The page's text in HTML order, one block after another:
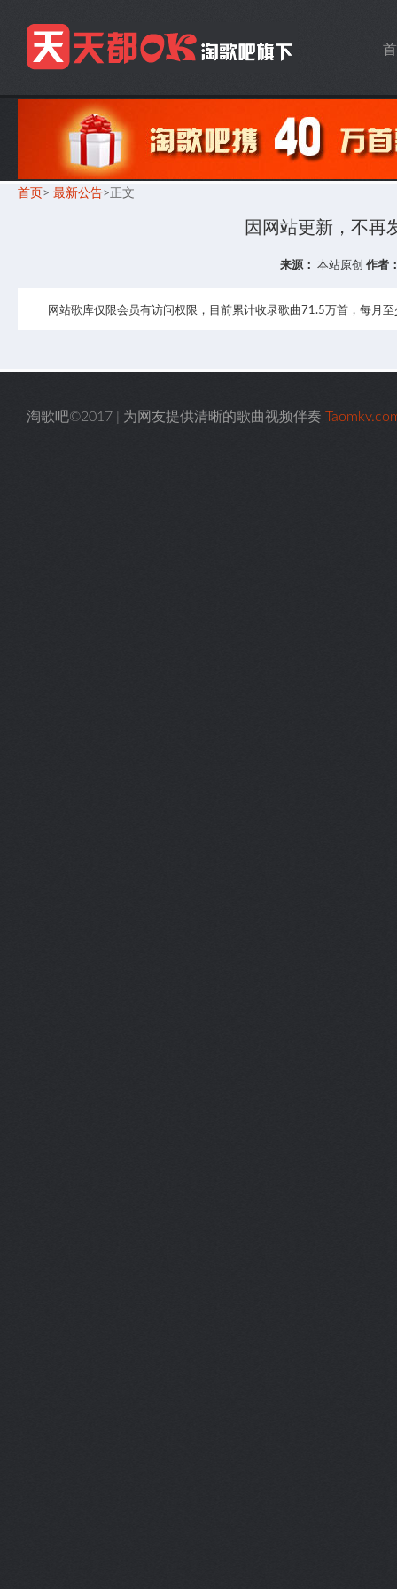
首页 > 最新公告>正文
因网站更新，不再
来源： 本站原创 作者
网站歌库仅限会员有访问权限，目前累计收录歌曲71.5万首，每月
淘歌吧©2017 | 为网友提供清晰的歌曲视频伴奏